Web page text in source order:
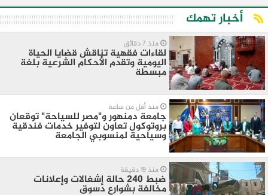
أخبار تهمك
منذ 7 دقائق
لقاءات فقهية تناقش قضايا الحياة
اليومية وتقدم الأحكام الشرعية بلغة
مبسطة
منذ أقل من ساعة
جامعة دمنهور و"مصر للسياحة" توقعان
بروتوكول تعاون لتوفير خدمات فندقية
وسياحية لمنسوبي الجامعة
منذ 19 دقيقة
ضبط 240 حالة إشغالات وإعلانات
مخالفة بشوارع دسوق